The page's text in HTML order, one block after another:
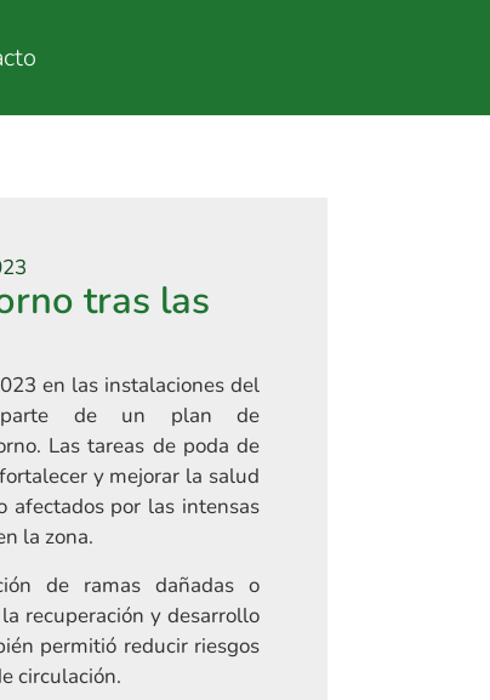
tras las
en las instalaciones del
parte de un plan de
Las tareas de poda de
y mejorar la salud
afectados por las intensas
la zona.
de ramas dañadas o
recuperación y desarrollo
permitió reducir riesgos
circulación.